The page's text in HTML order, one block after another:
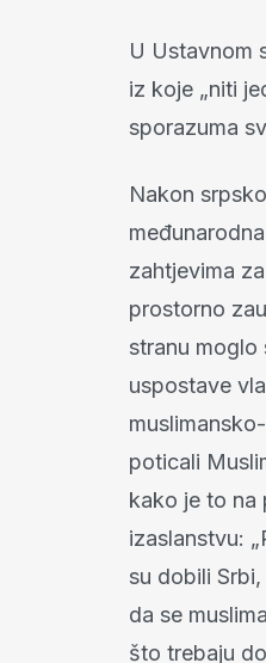
U Ustavnom
iz koje „niti
sporazuma
Nakon
zahtjevima
prostorno
stranu
uspostave
poticali
kako je to na
izaslanstvu:
su dobili
da se
što trebaju